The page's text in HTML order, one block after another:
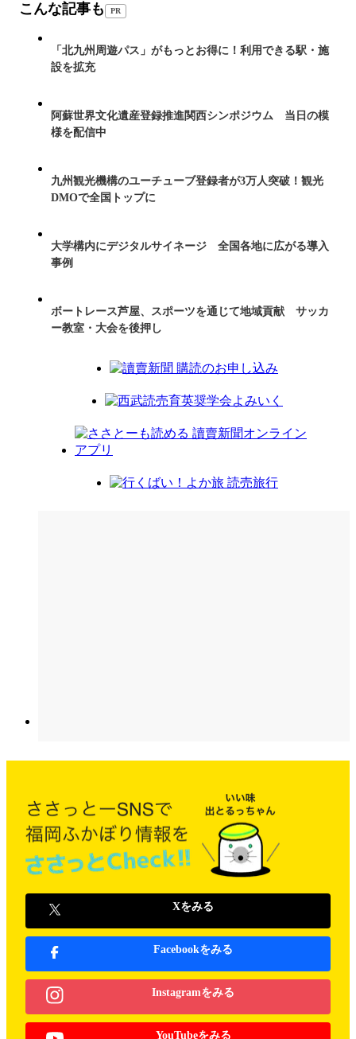
こんな記事も PR
「北九州周遊パス」がもっとお得に！利用できる駅・施
設を拡充
阿蘇世界文化遺産登録推進関西シンポジウム 当日の模
様を配信中
九州観光機構のユーチューブ登録者が3万人突破！観光
DMOで全国トップに
大学構内にデジタルサイネージ 全国各地に広がる導入
事例
ボートレース芦屋、スポーツを通じて地域貢献 サッカ
ー教室・大会を後押し
Xをみる
Facebookをみる
Instagramをみる
YouTubeをみる